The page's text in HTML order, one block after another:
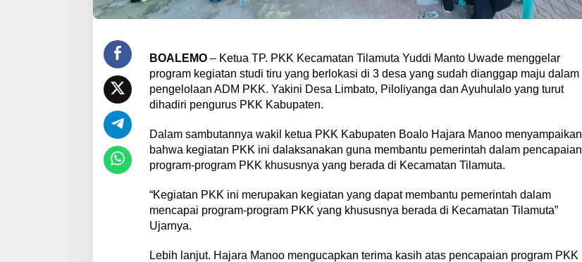
BOALEMO– Ketua TP. PKK Kecamatan Tilamuta Yuddi Manto Uwade menggelar
program kegiatan studi tiru yang berlokasi di 3 desa yang sudah dianggap maju dalam
pengelolaan ADM PKK. Yakini Desa Limbato, Piloliyanga dan Ayuhulalo yang turut
dihadiri pengurus PKK Kabupaten.
Dalam sambutannya wakil ketua PKK Kabupaten Boalo Hajara Manoo menyampaikan
bahwa kegiatan PKK ini dalaksanakan guna membantu pemerintah dalam pencapaian
program-program PKK khususnya yang berada di Kecamatan Tilamuta.
“Kegiatan PKK ini merupakan kegiatan yang dapat membantu pemerintah dalam
mencapai program-program PKK yang khususnya berada di Kecamatan Tilamuta”
Ujarnya.
Lebih lanjut. Hajara Manoo mengucapkan terima kasih atas pencapaian program PKK